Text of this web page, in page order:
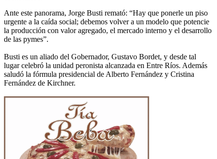
Ante este panorama, Jorge Busti remató: “Hay que ponerle un piso
urgente a la caída social; debemos volver a un modelo que potencie
la producción con valor agregado, el mercado interno y el desarrollo
de las pymes”.
Busti es un aliado del Gobernador, Gustavo Bordet, y desde tal
lugar celebró la unidad peronista alcanzada en Entre Ríos. Además
saludó la fórmula presidencial de Alberto Fernández y Cristina
Fernández de Kirchner.